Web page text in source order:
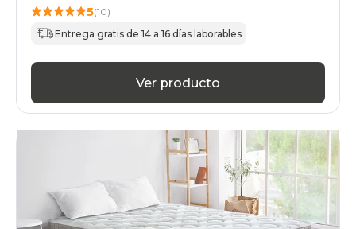
5(10)
Entrega gratis de 14 a 16 días laborables
Ver producto